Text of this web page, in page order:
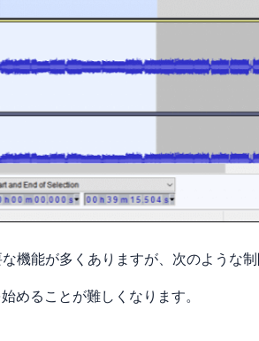
機能が多くありますが、次のような制
めることが難しくなります。